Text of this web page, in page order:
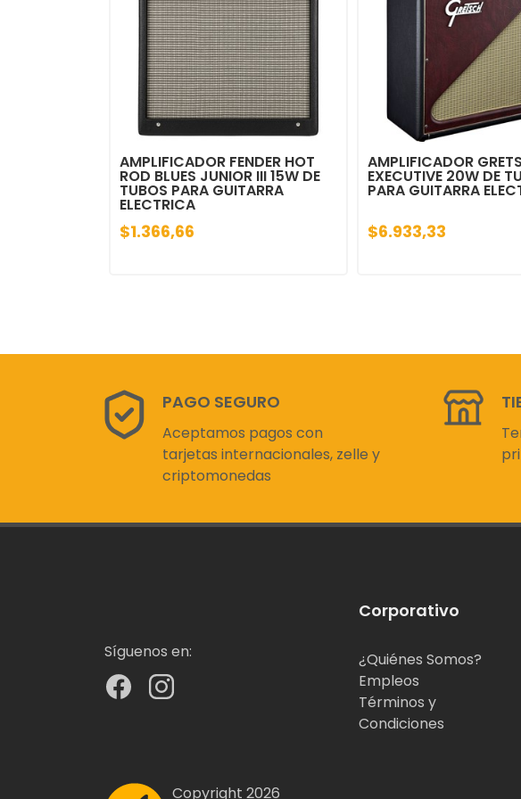
AMPLIFICADOR FENDER HOT
ROD BLUES JUNIOR III 15W DE
TUBOS PARA GUITARRA
ELECTRICA
$1.366,66
AMPLIFICADOR
EXECUTIVE 20W DE
PARA GUITARRA
$6.933,33
PAGO SEGURO
Aceptamos pagos con
tarjetas internacionales, zelle y
criptomonedas
Síguenos en:
Corporativo
¿Quiénes Somos?
Empleos
Términos y
Condiciones
Copyright 2026